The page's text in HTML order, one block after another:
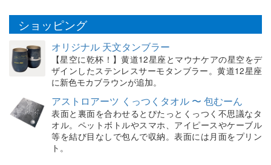
ショッピング
オリジナル 天文タンブラー
【星空に乾杯！】黄道12星座とマウナケアの星空をデ
ザインしたステンレスサーモタンブラー。黄道12星座
に新色モカブラウンが追加。
アストロアーツ くっつくタオル 〜 包むーん
表面と裏面を合わせるとぴたっとくっつく不思議なタ
オル。ペットボトルやスマホ、アイピースやケーブル
等を結び目なしで包んで収納。表面には月面をプリン
ト。